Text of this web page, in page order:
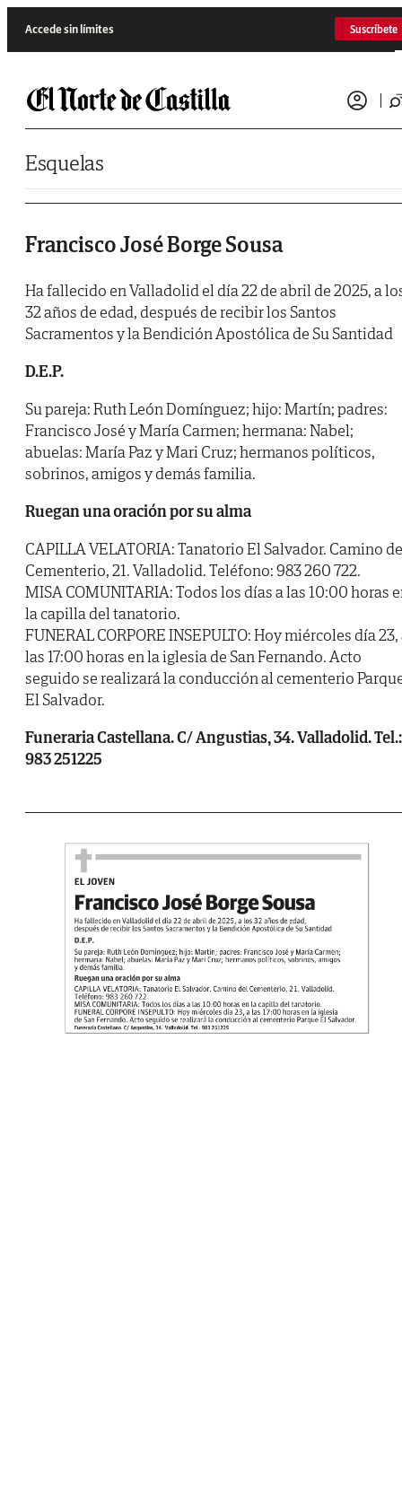
Accede sin límites Suscríbete
Esquelas
Francisco José Borge Sousa
Ha fallecido en Valladolid el día 22 de abril de 2025, a
32 años de edad, después de recibir los Santos
Sacramentos y la Bendición Apostólica de Su Santidad
D.E.P.
Su pareja: Ruth León Domínguez; hijo: Martín; padres:
Francisco José y María Carmen; hermana: Nabel;
abuelas: María Paz y Mari Cruz; hermanos políticos,
sobrinos, amigos y demás familia.
Ruegan una oración por su alma
CAPILLA VELATORIA: Tanatorio El Salvador. Camino
Cementerio, 21. Valladolid. Teléfono: 983 260 722.
MISA COMUNITARIA: Todos los días a las 10:00 horas
la capilla del tanatorio.
FUNERAL CORPORE INSEPULTO: Hoy miércoles día 23,
las 17:00 horas en la iglesia de San Fernando. Acto
seguido se realizará la conducción al cementerio
El Salvador.
Funeraria Castellana. C/ Angustias, 34. Valladolid. Tel.:
983 251225